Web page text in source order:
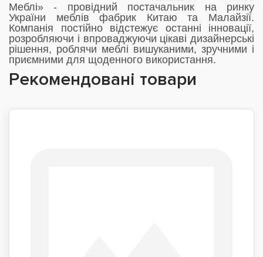
Меблі» - провідний постачальник на ринку
України меблів фабрик Китаю та Малайзії.
Компанія постійно відстежує останні інновації,
розробляючи і впроваджуючи цікаві дизайнерські
рішення, роблячи меблі вишуканими, зручними і
приємними для щоденного використання.
Рекомендовані товари